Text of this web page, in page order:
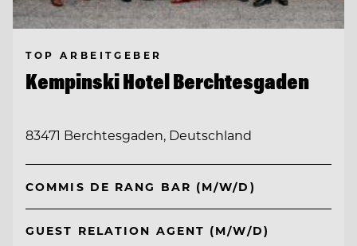
TOP ARBEITGEBER
Kempinski Hotel Berchtesgaden
83471 Berchtesgaden, Deutschland
COMMIS DE RANG BAR (M/W/D)
GUEST RELATION AGENT (M/W/D)